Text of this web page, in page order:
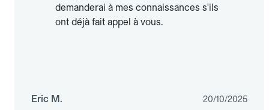
demanderai à mes connaissances s'ils
ont déjà fait appel à vous.
Eric M. 20/10/2025